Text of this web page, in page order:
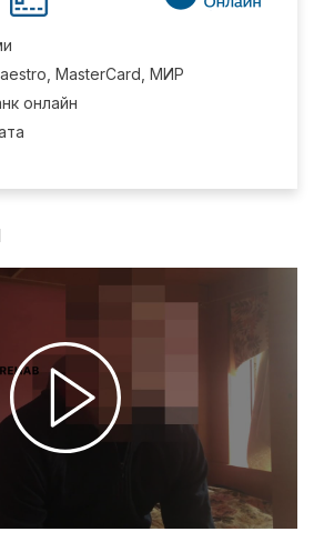
MasterCard, МИР
онлайн